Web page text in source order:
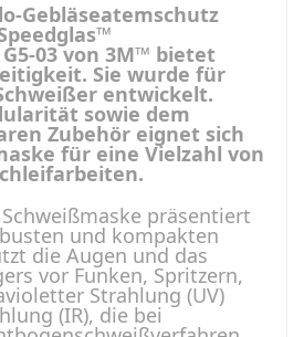
Gebläseatemschutz
03 von 3M™ bietet
Sie wurde für
entwickelt.
sowie dem
Zubehör eignet sich
für eine Vielzahl von
präsentiert
und kompakten
die Augen und das
vor Funken, Spritzern,
Strahlung (UV)
(IR), die bei